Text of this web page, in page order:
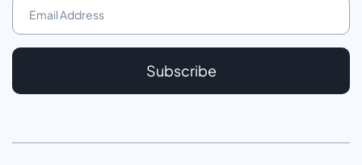
Subscribe